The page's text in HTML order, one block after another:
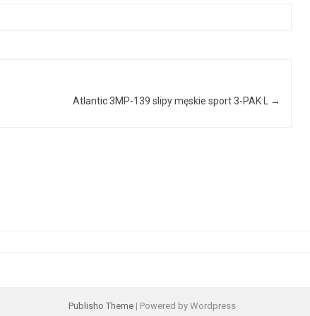
Atlantic 3MP-139 slipy męskie sport 3-PAK L →
Publisho Theme| Powered by Wordpress